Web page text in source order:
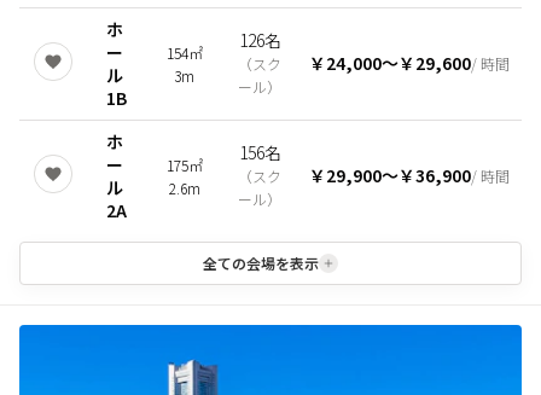
ホ
ー
ル
1B
154㎡
3m
126名
（スク
ール）
￥24,000〜￥29,600/ 時間
ホ
ー
ル
2A
175㎡
2.6m
156名
（スク
ール）
￥29,900〜￥36,900/ 時間
全ての会場を表示